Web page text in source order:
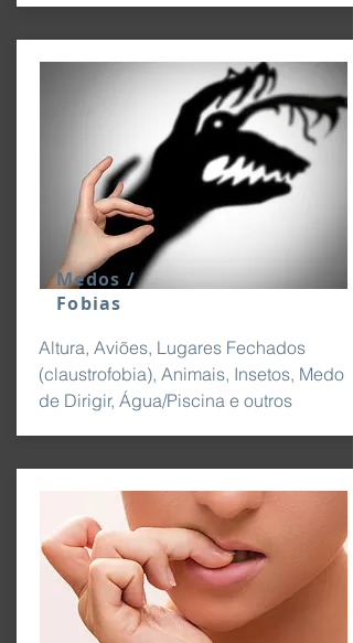
Medos /
Fobias
Altura, Aviões, Lugares Fechados
(claustrofobia), Animais, Insetos, Medo
de Dirigir, Água/Piscina e outros